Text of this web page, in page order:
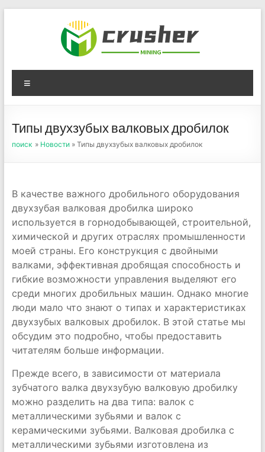
Оборудование для
дробления угля,
измельчения печного
порошка
Типы двухзубых валковых дробилок
поиск » Новости» Типы двухзубых валковых дробилок
В качестве важного дробильного оборудования
двухзубая валковая дробилка широко
используется в горнодобывающей, строительной,
химической и других отраслях промышленности
моей страны. Его конструкция с двойными
валками, эффективная дробящая способность и
гибкие возможности управления выделяют его
среди многих дробильных машин. Однако многие
люди мало что знают о типах и характеристиках
двухзубых валковых дробилок. В этой статье мы
обсудим это подробно, чтобы предоставить
читателям больше информации.
Прежде всего, в зависимости от материала
зубчатого валка двухзубую валковую дробилку
можно разделить на два типа: валок с
металлическими зубьями и валок с
керамическими зубьями. Валковая дробилка с
металлическими зубьями изготовлена ​​из